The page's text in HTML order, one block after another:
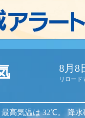
8月8
リロード
最高気温は 32℃。 降水